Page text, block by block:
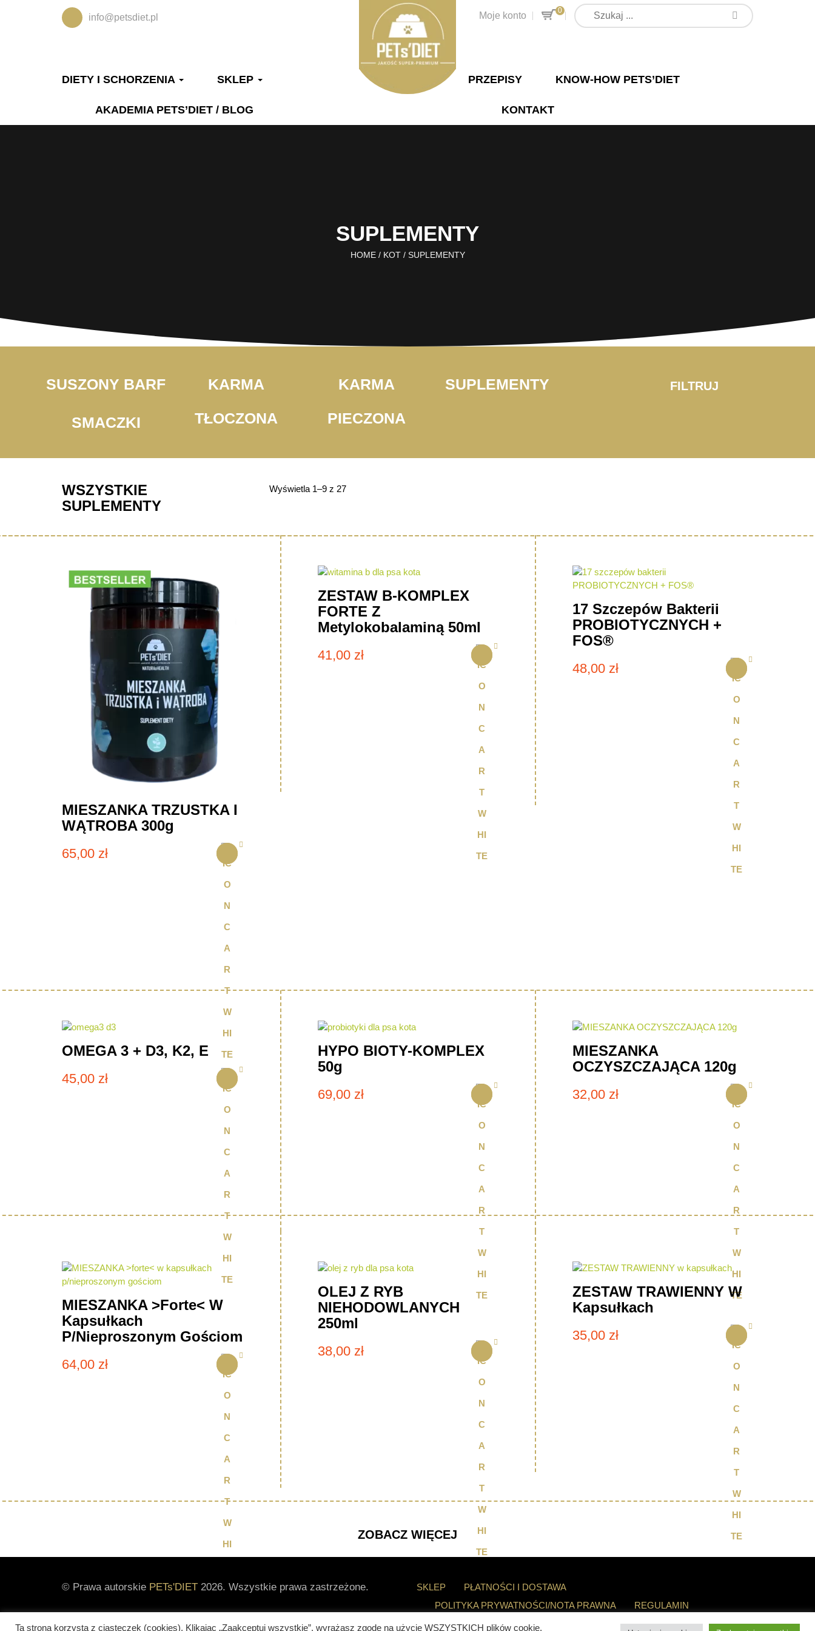
info@petsdiet.pl Moje konto 0
DIETY I SCHORZENIA SKLEP
AKADEMIA PETS’DIET / BLOG
PRZEPISY KNOW-HOW PETS’DIET
KONTAKT
SUPLEMENTY
HOME/ KOT/ SUPLEMENTY
SUSZONY BARF
KARMA
TŁOCZONA
KARMA
PIECZONA
SUPLEMENTY
SMACZKI
FILTRUJ
WSZYSTKIE
SUPLEMENTY
Wyświetla 1–9 z 27
MIESZANKA TRZUSTKA I
WĄTROBA 300g
65,00 zł
ZESTAW B-KOMPLEX
FORTE Z
Metylokobalaminą 50ml
41,00 zł
17 Szczepów Bakterii
PROBIOTYCZNYCH +
FOS®
48,00 zł
OMEGA 3 + D3, K2, E
45,00 zł
HYPO BIOTY-KOMPLEX
50g
69,00 zł
MIESZANKA
OCZYSZCZAJĄCA 120g
32,00 zł
MIESZANKA >forte< W
Kapsułkach
P/nieproszonym Gościom
64,00 zł
OLEJ Z RYB
NIEHODOWLANYCH
250ml
38,00 zł
ZESTAW TRAWIENNY W
Kapsułkach
35,00 zł
ZOBACZ WIĘCEJ
SKLEP
PŁATNOŚCI I DOSTAWA
POLITYKA PRYWATNOŚCI/NOTA PRAWNA
REGULAMIN
KALKULATOR
KONTAKT 0 PRODUKTÓW 0,00 ZŁ
© Prawa autorskie PETs'DIET 2026. Wszystkie prawa zastrzeżone.
Ta strona korzysta z ciasteczek (cookies). Klikając „Zaakceptuj wszystkie”, wyrażasz zgodę na użycie WSZYSTKICH plików cookie.